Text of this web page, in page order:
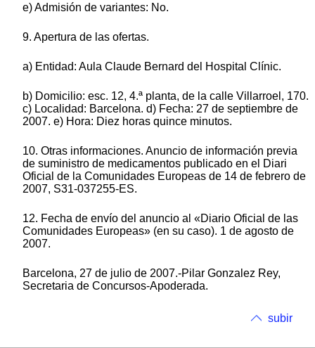
e) Admisión de variantes: No.
9. Apertura de las ofertas.
a) Entidad: Aula Claude Bernard del Hospital Clínic.
b) Domicilio: esc. 12, 4.ª planta, de la calle Villarroel, 170.
c) Localidad: Barcelona. d) Fecha: 27 de septiembre de
2007. e) Hora: Diez horas quince minutos.
10. Otras informaciones. Anuncio de información previa
de suministro de medicamentos publicado en el Diari
Oficial de la Comunidades Europeas de 14 de febrero de
2007, S31-037255-ES.
12. Fecha de envío del anuncio al «Diario Oficial de las
Comunidades Europeas» (en su caso). 1 de agosto de
2007.
Barcelona, 27 de julio de 2007.-Pilar Gonzalez Rey,
Secretaria de Concursos-Apoderada.
subir